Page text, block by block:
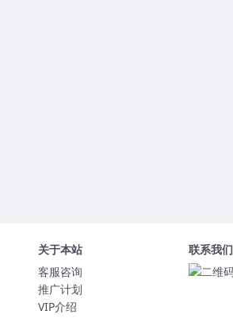
关于本站
客服咨询
推广计划
VIP介绍
联系我们